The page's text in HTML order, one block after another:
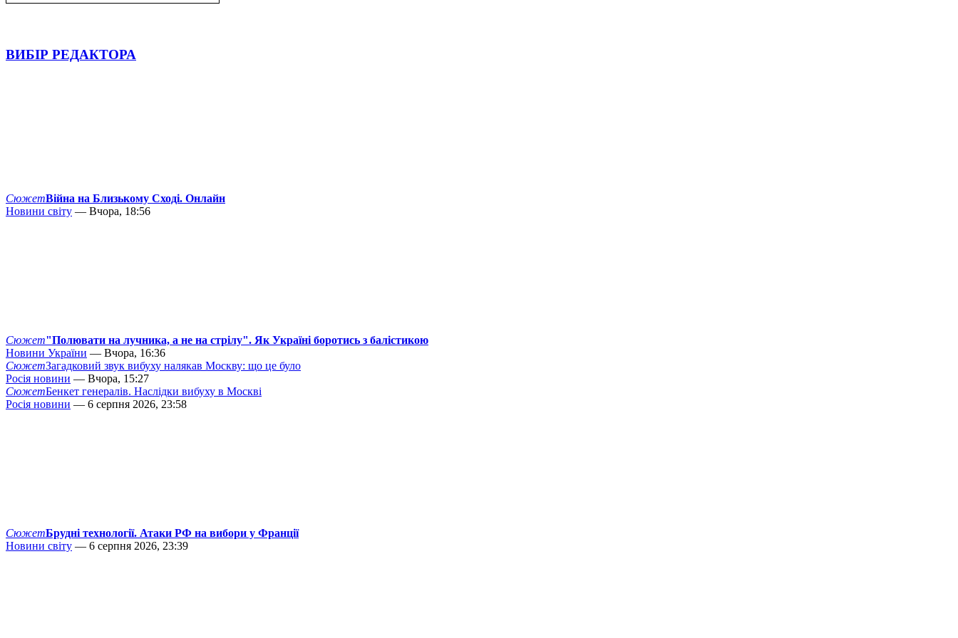
ВИБІР РЕДАКТОРА
СюжетВійна на Близькому Сході. Онлайн
Новини світу — Вчора, 18:56
Сюжет"Полювати на лучника, а не на стрілу". Як Україні боротись з балістикою
Новини України — Вчора, 16:36
СюжетЗагадковий звук вибуху налякав Москву: що це було
Росія новини — Вчора, 15:27
СюжетБенкет генералів. Наслідки вибуху в Москві
Росія новини — 6 серпня 2026, 23:58
СюжетБрудні технології. Атаки РФ на вибори у Франції
Новини світу — 6 серпня 2026, 23:39